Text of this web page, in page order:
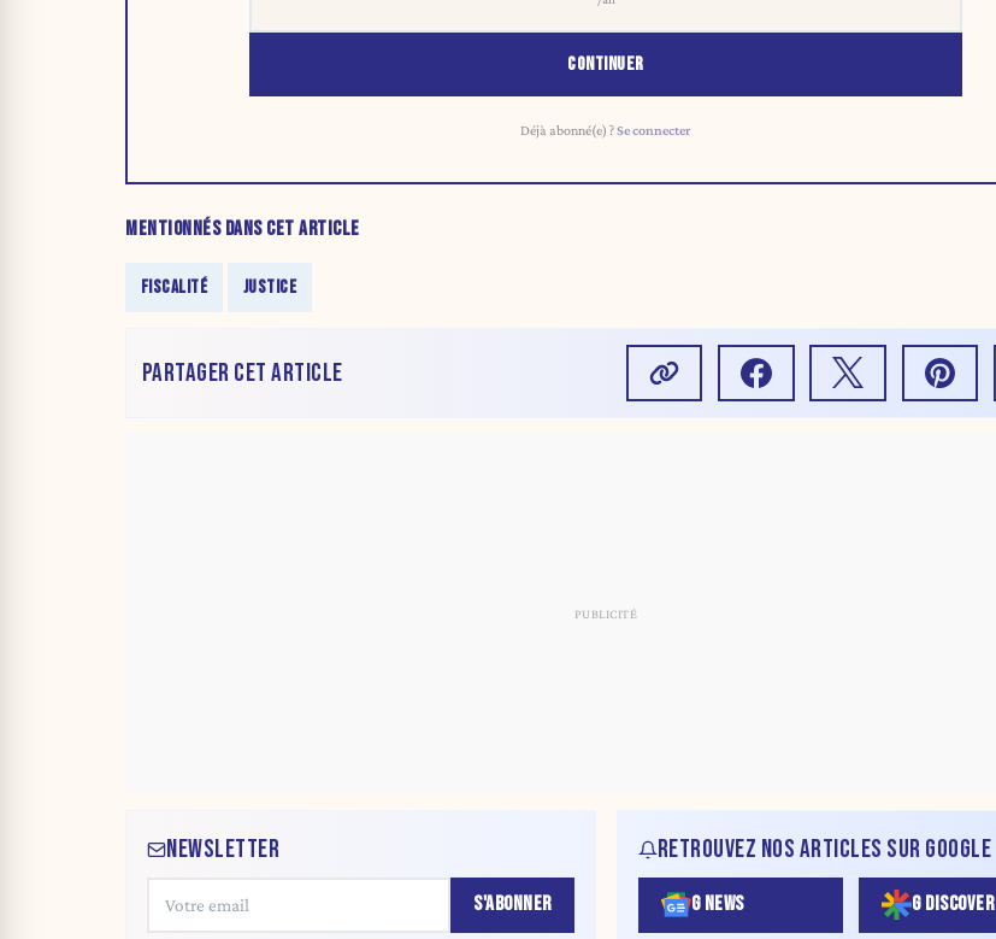
CONTINUER
Déjà abonné(e) ?Se connecter
MENTIONNÉS DANS CET ARTICLE
FISCALITÉ JUSTICE
PARTAGER CET ARTICLE
NEWSLETTER
S'ABONNER
RETROUVEZ NOS ARTICLES SUR GOOGLE
G NEWS G DISCOVER